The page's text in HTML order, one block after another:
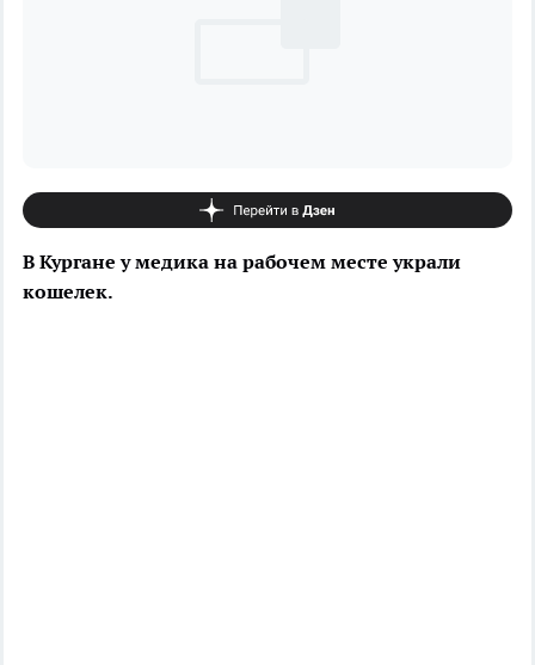
В Кургане у медика на рабочем месте украли
кошелек.